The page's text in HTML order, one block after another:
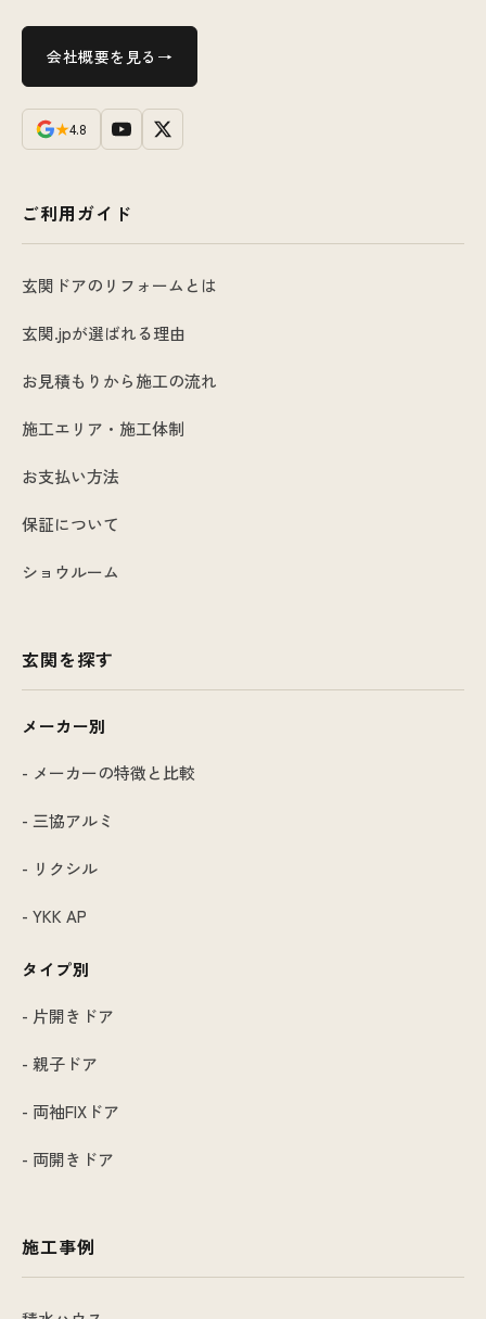
会社概要を見る
★4.8
ご利用ガイド
玄関ドアのリフォームとは
玄関.jpが選ばれる理由
お見積もりから施工の流れ
施工エリア・施工体制
お支払い方法
保証について
ショウルーム
玄関を探す
メーカー別
- メーカーの特徴と比較
- 三協アルミ
- リクシル
- YKK AP
タイプ別
- 片開きドア
- 親子ドア
- 両袖FIXドア
- 両開きドア
施工事例